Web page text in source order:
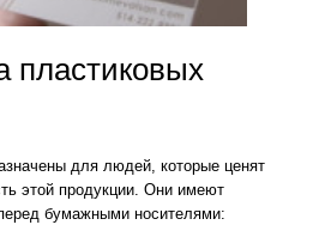
пластиковых
для людей, которые ценят
этой продукции. Они имеют
бумажными носителями: